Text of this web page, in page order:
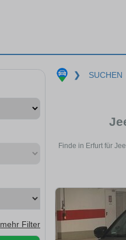
mehr Filter
❯ SUCHEN
Finde in Erfurt für